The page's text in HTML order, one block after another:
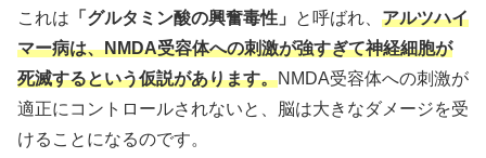
これは 「グルタミン酸の興奮毒性」 と呼ばれ、 アルツハイ
マー病は、NMDA受容体への刺激が強すぎて神経細胞が
死滅するという仮説があります。NMDA受容体への刺激が
適正にコントロールされないと、脳は大きなダメージを受
けることになるのです。